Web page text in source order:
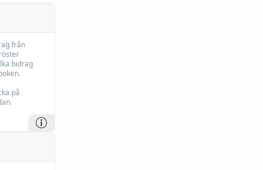
från
bidrag
på